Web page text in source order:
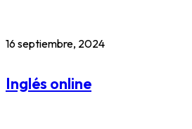
16 septiembre, 2024
Inglés online